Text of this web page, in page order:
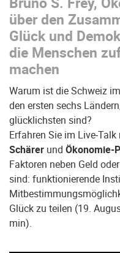
über den
Glück und
die Menschen
machen
Warum ist die Schweiz
den ersten sechs
glücklichsten sind?
Erfahren Sie im Live-Talk
Schärer und Ökonomie-
Faktoren neben Geld
sind: funktionierende
Glück zu teilen (19.
min).